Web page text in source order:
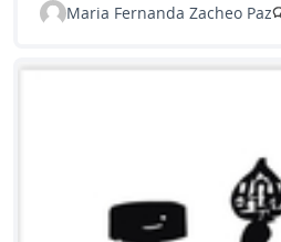
Maria Fernanda Zacheo Paz